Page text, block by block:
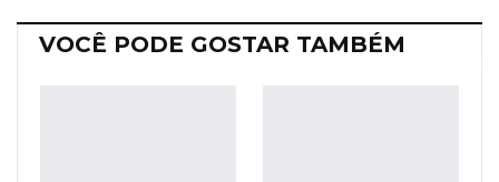
VOCÊ PODE GOSTAR TAMBÉM